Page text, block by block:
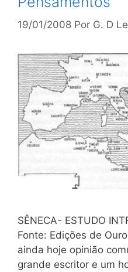
19/01/2008 Por G. D
SÊNECA- ESTUDO
Fonte: Edições de
ainda hoje opinião
grande escritor e um